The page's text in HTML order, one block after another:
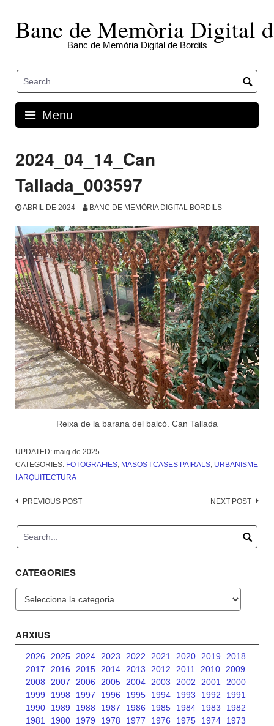
contentBanc de Memòria Digital
Banc de Memòria Digital de Bordils
Menu
2024_04_14_Can
Tallada_003597
ABRIL DE 2024 BANC DE MEMÒRIA DIGITAL BORDILS
Reixa de la barana del balcó. Can Tallada
UPDATED: maig de 2025
CATEGORIES: FOTOGRAFIES, MASOS I CASES PAIRALS, URBANISME
I ARQUITECTURA
Post
PREVIOUS POST NEXT POST
CATEGORIES
ARXIUS
2026 2025 2024 2023 2022 2021 2020 2019
2018
2017
2016 2015 2014 2013 2012 2011 2010
2009
2008
2007 2006 2005 2004 2003 2002 2001
2000
1999
1998 1997 1996 1995 1994 1993 1992
1991
1990
1989 1988 1987 1986 1985 1984 1983
1982
1981
1980 1979 1978 1977 1976 1975 1974
1973